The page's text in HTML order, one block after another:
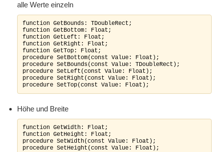
alle Werte einzeln
function GetBounds: TDoubleRect;
function GetBottom: Float;
function GetLeft: Float;
function GetRight: Float;
function GetTop: Float;
procedure SetBottom(const Value: Float);
procedure SetBounds(const Value: TDoubleRect);
procedure SetLeft(const Value: Float);
procedure SetRight(const Value: Float);
procedure SetTop(const Value: Float);
Höhe und Breite
function GetWidth: Float;
function GetHeight: Float;
procedure SetWidth(const Value: Float);
procedure SetHeight(const Value: Float);